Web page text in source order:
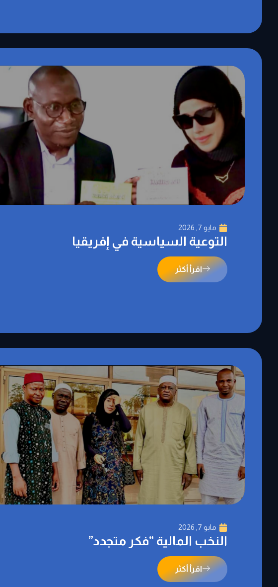
مايو 7, 2026
التوعية السياسية في إفريقيا
اقرأ أكثر
مايو 7, 2026
النخب المالية “فكر متجدد”
اقرأ أكثر